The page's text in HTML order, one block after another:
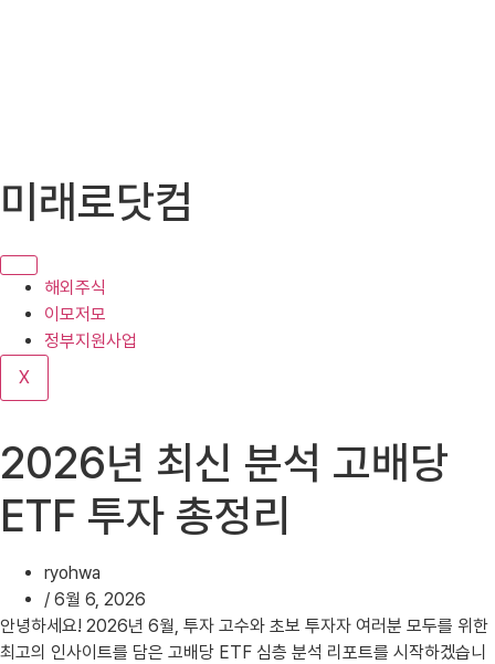
텐
로
기
미래로닷컴
해외주식
이모저모
정부지원사업
X
2026년 최신 분석 고배당
ETF 투자 총정리
ryohwa
/ 6월 6, 2026
안녕하세요! 2026년 6월, 투자 고수와 초보 투자자 여러분 모두를 위한
최고의 인사이트를 담은 고배당 ETF 심층 분석 리포트를 시작하겠습니